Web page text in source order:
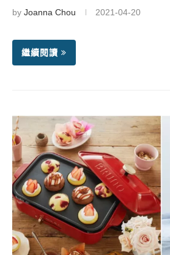
by Joanna Chou 2021-04-20
繼續閱讀